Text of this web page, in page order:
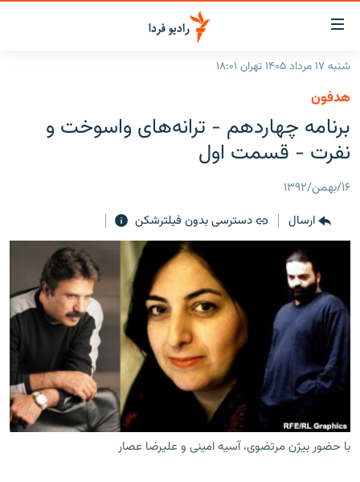
لینک‌های
قابلیت
دسترسی
بازگشت
منوی
اصلی
رفتن
صفحه
جستجو
ایران
جهان
برنامه‌های رادیویی
فرکانس‌ها
پادکست
چندرسانه‌ای
گزارش‌های تصویری
گزارش‌های ویدئویی
زنان فردا
English
به ما بپیوندید
زبان‌های دیگر
شنبه ۱۷ مرداد ۱۴۰۵ تهران ۱۸:۰۱
هدفون
برنامه چهاردهم - ترانه‌های واسوخت و
نفرت - قسمت اول
۱۶/بهمن/۱۳۹۲
ارسال
دسترسی بدون فیلترشکن
با حضور بیژن مرتضوی، آسیه امینی و علیرضا عصار